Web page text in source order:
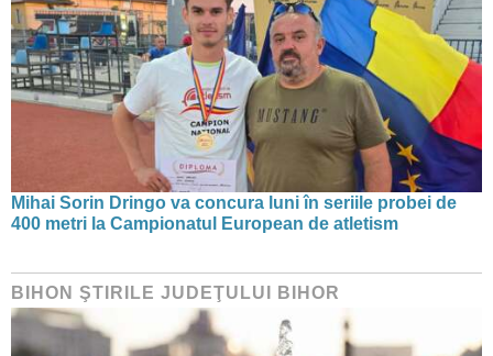
Mihai Sorin Dringo va concura luni în seriile probei de
400 metri la Campionatul European de atletism
BIHON ŞTIRILE JUDEŢULUI BIHOR